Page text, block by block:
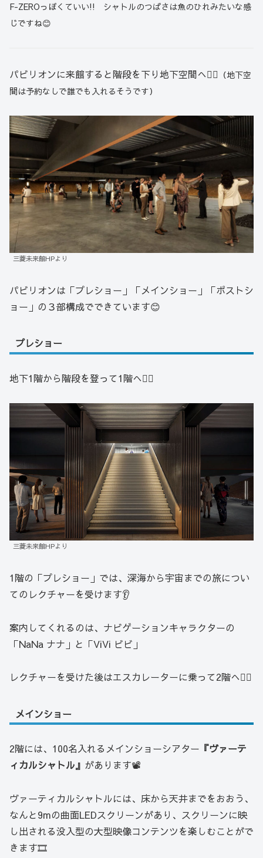
F-ZEROっぽくていい!! シャトルのつばさは魚のひれみたいな感
じですね😊
パビリオンに来館すると階段を下り地下空間へ🏃‍♀️ （地下空
間は予約なしで誰でも入れるそうです）
三菱未来館HPより
パビリオンは「プレショー」「メインショー」「ポストシ
ョー」の３部構成でできています😊
プレショー
地下1階から階段を登って1階へ🚶‍♀️
三菱未来館HPより
1階の「プレショー」では、深海から宇宙までの旅につい
てのレクチャーを受けます👂
案内してくれるのは、ナビゲーションキャラクターの
「NaNa ナナ」と「ViVi ビビ」
レクチャーを受けた後はエスカレーターに乗って2階へ🤸‍♀️
メインショー
2階には、100名入れるメインショーシアター 『ヴァーテ
ィカルシャトル』 があります📽
ヴァーティカルシャトルには、床から天井までをおおう、
なんと9mの曲面LEDスクリーンがあり、スクリーンに映
し出される没入型の大型映像コンテンツを楽しむことがで
きます🎞